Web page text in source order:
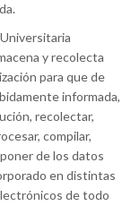
y recolecta
para que de
informada,
recolectar,
compilar,
de los datos
en distintas
de todo